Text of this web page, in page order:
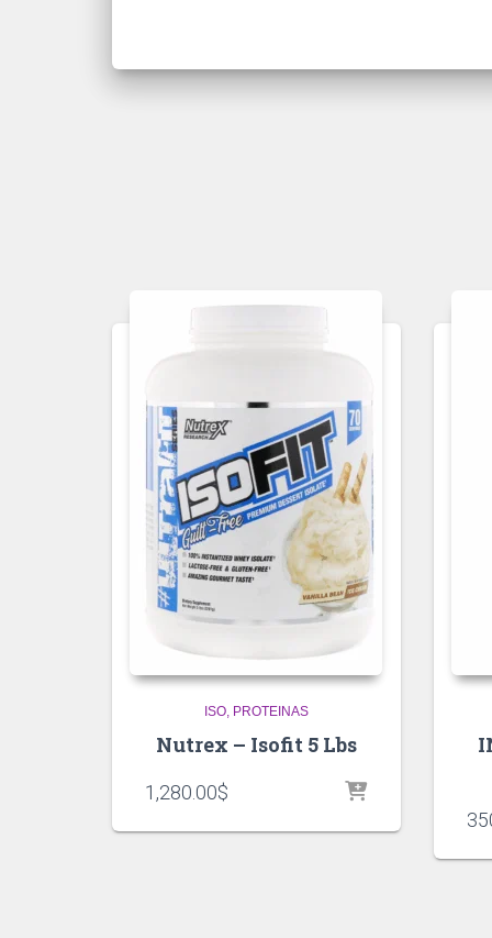
ISO PROTEINAS
Nutrex – Isofit 5 Lbs
1,280.00$